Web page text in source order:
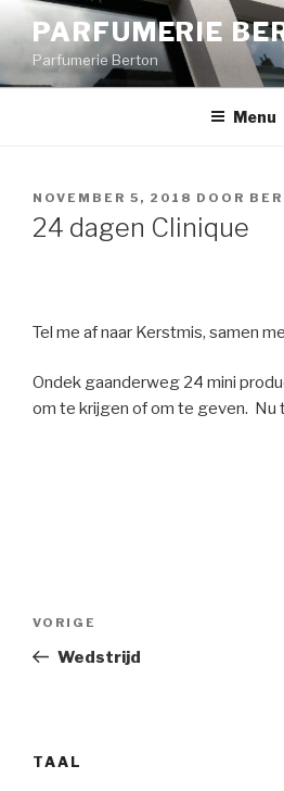
Spring
naar
de
inhoud
PARFUMERIE
Parfumerie Berton
Menu
GEPLAATST
OP
NOVEMBER 5, 2018 DOOR
24 dagen Clinique
Tel me af naar Kerstmis, samen
Ondek gaanderweg 24 mini
om te krijgen of om te geven. Nu
Vorig
bericht
VORIGE
Wedstrijd
TAAL